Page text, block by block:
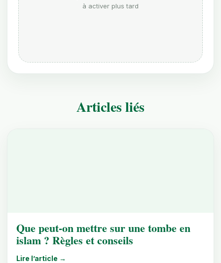
à activer plus tard
Articles liés
Que peut-on mettre sur une tombe en
islam ? Règles et conseils
Lire l’article →